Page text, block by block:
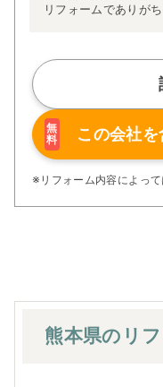
リフォームでありが
ム」、経験豊かなセ
制」などが高い信頼
また、大規模リフォ
括する「専属棟梁制
施工マニュアルや検
さらに、住友不動産
アフターサービス体
ぜひ、あなたの大切
無
料
この会社
※リフォーム内容によって
熊本県の リ